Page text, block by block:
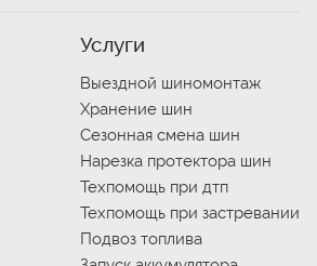
Услуги
Выездной шиномонтаж
Хранение шин
Сезонная смена шин
Нарезка протектора шин
Техпомощь при дтп
Техпомощь при застревании
Подвоз топлива